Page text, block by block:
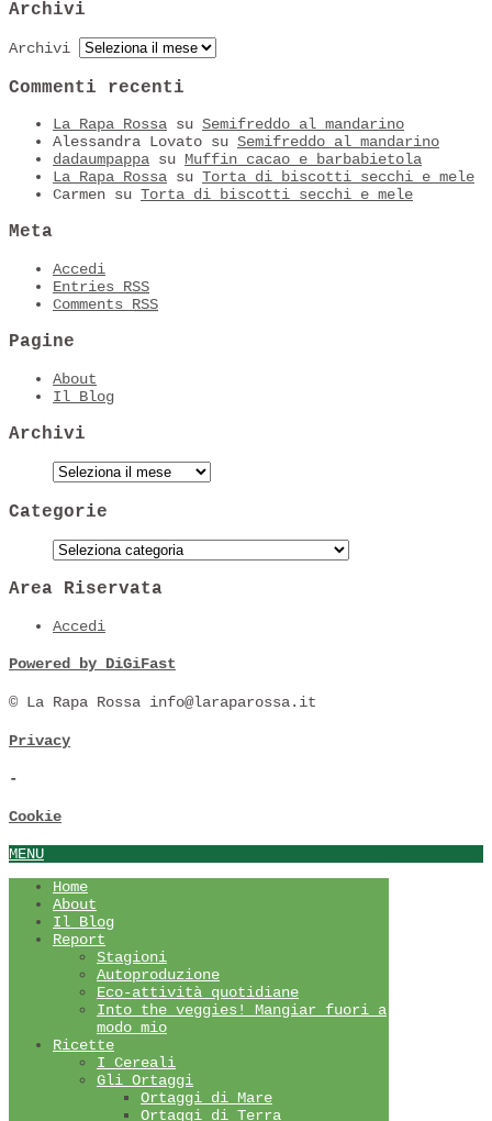
Archivi
Archivi
Commenti recenti
La Rapa Rossa su Semifreddo al mandarino
Alessandra Lovato su Semifreddo al mandarino
dadaumpappa su Muffin cacao e barbabietola
La Rapa Rossa su Torta di biscotti secchi e mele
Carmen su Torta di biscotti secchi e mele
Meta
Accedi
Entries RSS
Comments RSS
Pagine
About
Il Blog
Archivi
Categorie
Area Riservata
Accedi
Powered by DiGiFast
© La Rapa Rossa info@laraparossa.it
Privacy
-
Cookie
MENU
Home
About
Il Blog
Report
Stagioni
Autoproduzione
Eco-attività quotidiane
Into the veggies! Mangiar fuori a
modo mio
Ricette
I Cereali
Gli Ortaggi
Ortaggi di Mare
Ortaggi di Terra